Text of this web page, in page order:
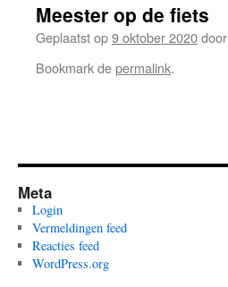
Meester op de fiets
Geplaatst op9 oktober 2020door
Bookmark depermalink.
Meta
Login
Vermeldingen feed
Reacties feed
WordPress.org